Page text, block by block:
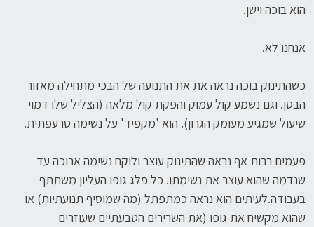
הוא בוכה וישן.
אנחנו לא.
כשהתינוק בוכה נראה את את התנועה של הבכי מתחילה מאזור
הבטן. וגם נשמע קול עמוק והפקת קול מלאה (הצליל שלו דמוי
שיעול שמגיע מעומק הגרון). הוא 'מקפיד' על נשימה סרעפתית.
פעמים רבות אף נראה שהתינוק עוצר ולוקח נשימה ארוכה עד
שנדמה שהוא עוצר את נשימתו. כל פלג גופו העליון משתתף
בעבודה.לעיתים הוא נראה כמתפתל (מה שמוסיף תנועתיות) או
שהוא מקשיח את גופו (את השרירים הטבעתיים שעוזרים